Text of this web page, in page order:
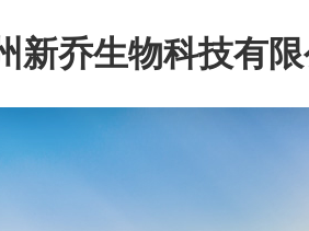
新乔生物科技有